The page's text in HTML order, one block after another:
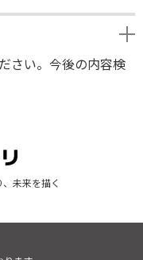
さい。今後の内容検
未来を描く